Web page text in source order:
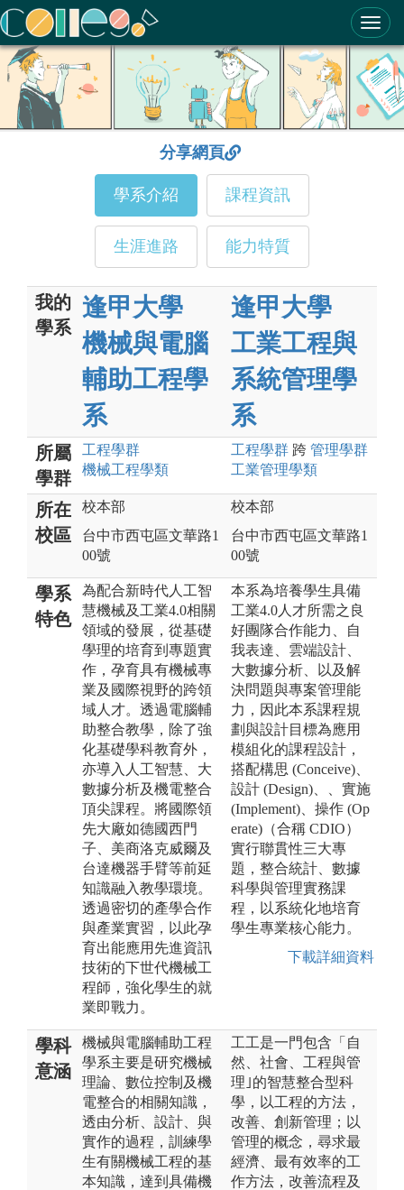
ColleGo! 大學選才與高中育才輔助系統
分享網頁
學系介紹 課程資訊
生涯進路 能力特質
我的
學系
逢甲大學
機械與電腦
輔助工程學
系
逢甲大學
工業工程與
系統管理學
系
所屬
學群
工程學群
機械工程學類
工程學群 跨 管理學群
工業管理學類
所在
校區
校本部
台中市西屯區文華路1
00號
校本部
台中市西屯區文華路1
00號
學系
特色
為配合新時代人工智
慧機械及工業4.0相關
領域的發展，從基礎
學理的培育到專題實
作，孕育具有機械專
業及國際視野的跨領
域人才。透過電腦輔
助整合教學，除了強
化基礎學科教育外，
亦導入人工智慧、大
數據分析及機電整合
頂尖課程。將國際領
先大廠如德國西門
子、美商洛克威爾及
台達機器手臂等前延
知識融入教學環境。
透過密切的產學合作
與產業實習，以此孕
育出能應用先進資訊
技術的下世代機械工
程師，強化學生的就
業即戰力。
本系為培養學生具備
工業4.0人才所需之良
好團隊合作能力、自
我表達、雲端設計、
大數據分析、以及解
決問題與專案管理能
力，因此本系課程規
劃與設計目標為應用
模組化的課程設計，
搭配構思 (Conceive)、
設計 (Design)、、實施
(Implement)、操作 (Op
erate)（合稱 CDIO）
實行聯貫性三大專
題，整合統計、數據
科學與管理實務課
程，以系統化地培育
學生專業核心能力。
下載詳細資料
學科
意涵
機械與電腦輔助工程
學系主要是研究機械
理論、數位控制及機
電整合的相關知識，
透由分析、設計、與
實作的過程，訓練學
生有關機械工程的基
本知識，達到具備機
工工是一門包含「自
然、社會、工程與管
理｣的智慧整合型科
學，以工程的方法，
改善、創新管理；以
管理的概念，尋求最
經濟、最有效率的工
作方法，改善流程及